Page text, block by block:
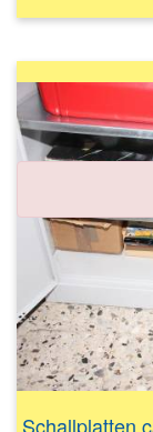
Schallplatten